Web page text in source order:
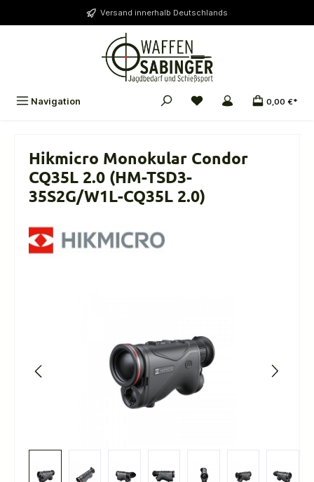
Versand innerhalb Deutschlands
Navigation 0,00 €*
Hikmicro Monokular Condor
CQ35L 2.0 (HM-TSD3-
35S2G/W1L-CQ35L 2.0)